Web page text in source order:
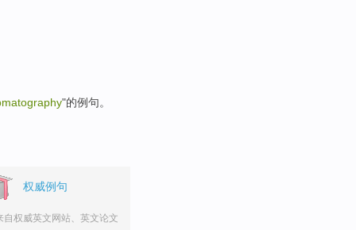
"的例句。
权威例句
自权威英文网站、英文论文